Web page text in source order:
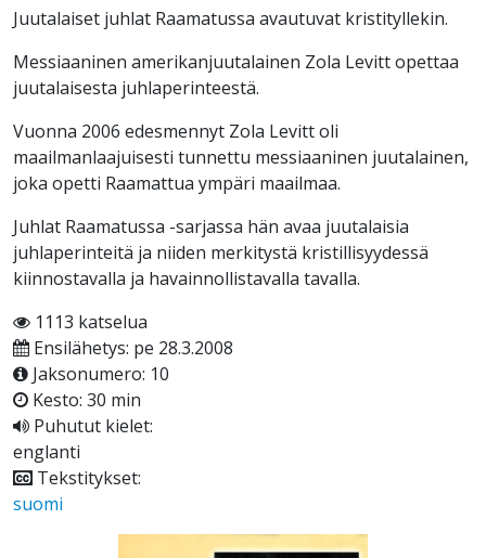
Juutalaiset juhlat Raamatussa avautuvat kristityllekin.
Messiaaninen amerikanjuutalainen Zola Levitt opettaa
juutalaisesta juhlaperinteestä.
Vuonna 2006 edesmennyt Zola Levitt oli
maailmanlaajuisesti tunnettu messiaaninen juutalainen,
joka opetti Raamattua ympäri maailmaa.
Juhlat Raamatussa -sarjassa hän avaa juutalaisia
juhlaperinteitä ja niiden merkitystä kristillisyydessä
kiinnostavalla ja havainnollistavalla tavalla.
1113 katselua
Ensilähetys: pe 28.3.2008
Jaksonumero: 10
Kesto: 30 min
Puhutut kielet:
englanti
Tekstitykset:
suomi